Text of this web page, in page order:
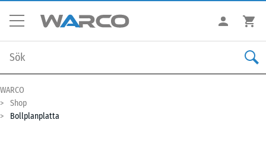
WARCO
Shop
Bollplanplatta